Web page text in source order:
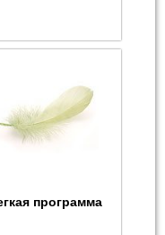
программа